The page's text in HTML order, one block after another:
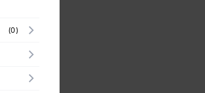
(0)